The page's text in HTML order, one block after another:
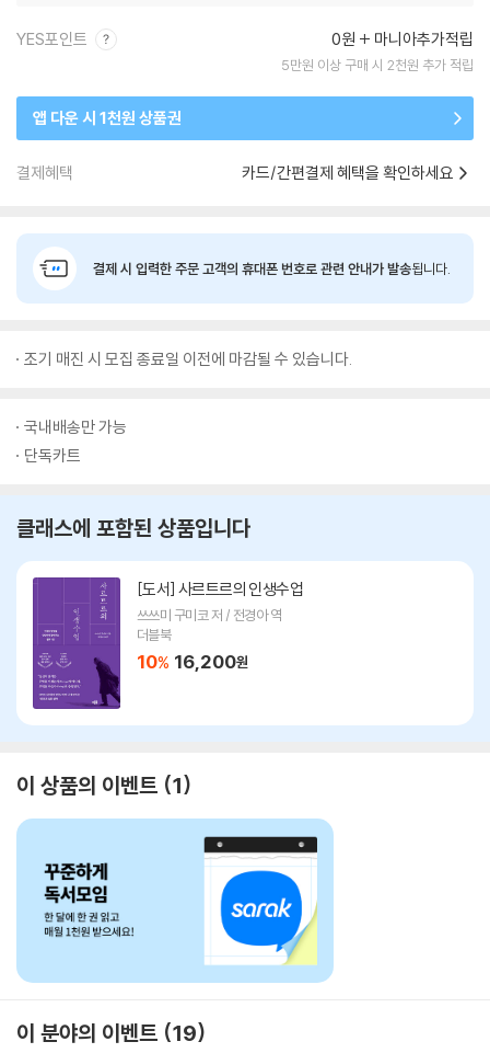
YES포인트 0원 마니아추가적립
5만원 이상 구매 시 2천원 추가 적립
앱 다운 시 1천원 상품권
결제혜택 카드/간편결제 혜택을 확인하세요
결제 시 입력한 주문 고객의 휴대폰 번호로 관련 안내가 발송됩니다.
조기 매진 시 모집 종료일 이전에 마감될 수 있습니다.
국내배송만 가능
단독카트
클래스에 포함된 상품입니다
[도서] 사르트르의 인생수업
쓰쓰미 구미코 저 / 전경아 역
더블북
10% 16,200원
이 상품의 이벤트 1
이 분야의 이벤트 19